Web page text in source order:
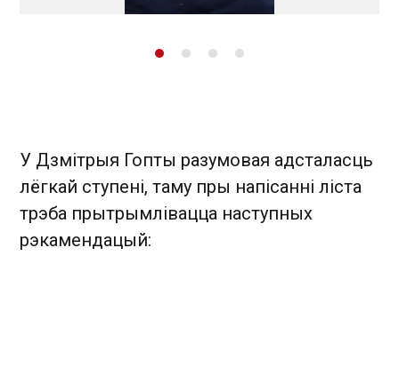
У Дзмітрыя Гопты разумовая адсталасць
лёгкай ступені, таму пры напісанні ліста
трэба прытрымлівацца наступных
рэкамендацый: